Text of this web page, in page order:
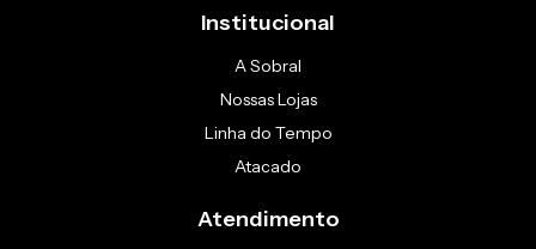
Institucional
A Sobral
Nossas Lojas
Linha do Tempo
Atacado
Atendimento